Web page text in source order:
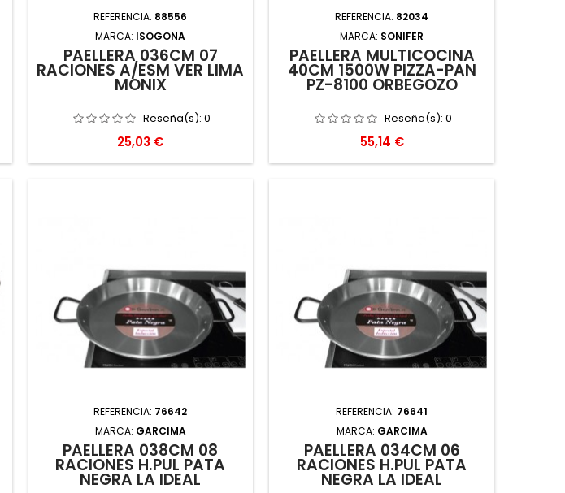
REFERENCIA: 88556
MARCA: ISOGONA
PAELLERA 036CM 07
RACIONES A/ESM VER LIMA
MONIX
Reseña(s): 0
Precio
25,03 €
REFERENCIA: 82034
MARCA: SONIFER
PAELLERA MULTICOCINA
40CM 1500W PIZZA-PAN
PZ-8100 ORBEGOZO
Reseña(s): 0
Precio
55,14 €
REFERENCIA: 76642
MARCA: GARCIMA
PAELLERA 038CM 08
RACIONES H.PUL PATA
NEGRA LA IDEAL
REFERENCIA: 76641
MARCA: GARCIMA
PAELLERA 034CM 06
RACIONES H.PUL PATA
NEGRA LA IDEAL